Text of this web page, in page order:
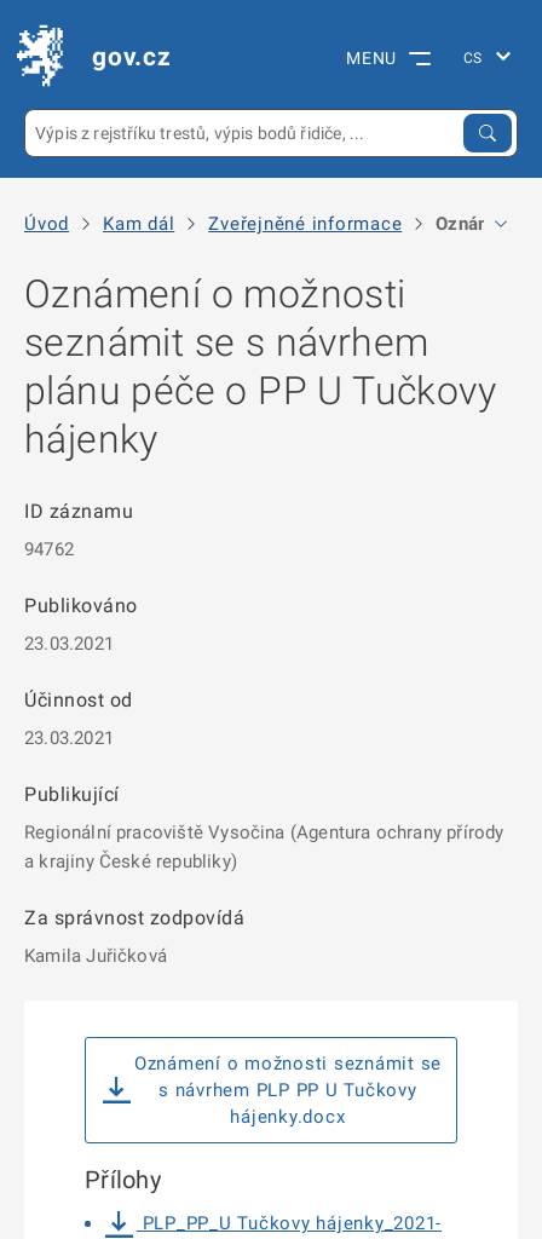
gov.cz MENU
Úvod Kam dál Zveřejněné informace Oznámení o
Oznámení o možnosti
seznámit se s návrhem
plánu péče o PP U Tučkovy
hájenky
ID záznamu
94762
Publikováno
23.03.2021
Účinnost od
23.03.2021
Publikující
Regionální pracoviště Vysočina (Agentura ochrany přírody
a krajiny České republiky)
Za správnost zodpovídá
Kamila Juřičková
Oznámení o možnosti seznámit se
s návrhem PLP PP U Tučkovy
hájenky.docx
Přílohy
PLP_PP_U Tučkovy hájenky_2021-